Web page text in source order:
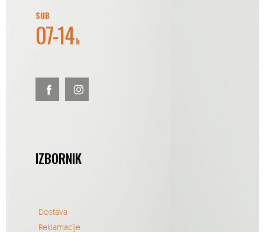
SUB
07-14h
IZBORNIK
Dostava
Reklamacije